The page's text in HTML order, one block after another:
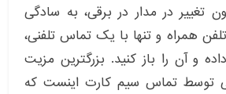
در مدار در برقی، به سادگی
همراه و تنها با یک تماس تلفنی،
و آن را باز کنید. بزرگترین مزیت
توسط تماس سیم کارت اینست که